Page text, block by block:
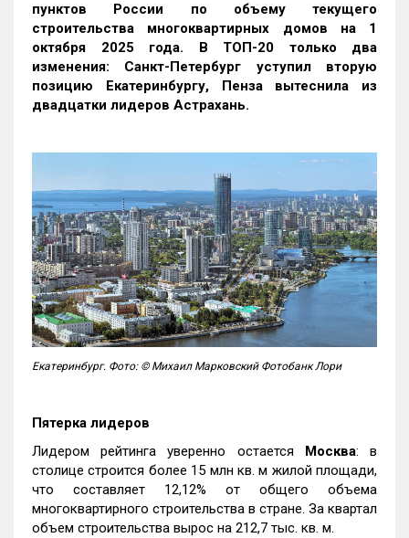
пунктов России по объему текущего
строительства многоквартирных домов на 1
октября 2025 года. В ТОП-20 только два
изменения: Санкт-Петербург уступил вторую
позицию Екатеринбургу, Пенза вытеснила из
двадцатки лидеров Астрахань.
Екатеринбург. Фото: © Михаил Марковский Фотобанк Лори
Пятерка лидеров
Лидером рейтинга уверенно остается Москва: в
столице строится более 15 млн кв. м жилой площади,
что составляет 12,12% от общего объема
многоквартирного строительства в стране. За квартал
объем строительства вырос на 212,7 тыс. кв. м.